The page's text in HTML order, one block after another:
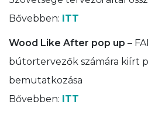
Bővebben: ITT
Wood Like After pop up –
bútortervezők számára kiírt
bemutatkozása
Bővebben: ITT